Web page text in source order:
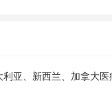
亚、新西兰、加拿大